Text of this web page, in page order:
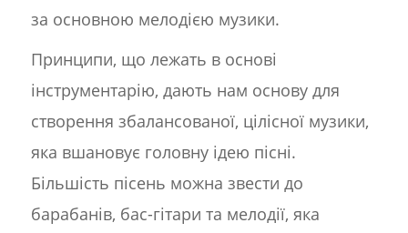
за основною мелодією музики.
Принципи, що лежать в основі
інструментарію, дають нам основу для
створення збалансованої, цілісної музики,
яка вшановує головну ідею пісні.
Більшість пісень можна звести до
барабанів, бас-гітари та мелодії, яка